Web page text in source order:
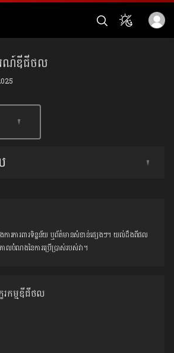
ណ៍ឌីជីថល
ការការពារទិន្នន័យ ឬព័ត៌មានសំខាន់ផ្សេងៗ។ យល់ដឹងពីផល
បំណងនៃការប្រើប្រាស់របស់វា។
រកម្មឌីជីថល